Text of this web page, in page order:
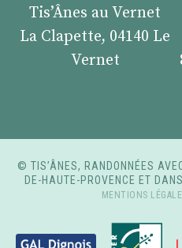
Tis’Ânes au Vernet
La Clapette, 04140 Le
Vernet
© TIS’ÂNES, RANDONNÉES
DE-HAUTE-PROVENCE ET
MENTIONS